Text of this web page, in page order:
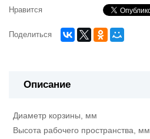
Нравится
Поделиться
Описание
Диаметр корзины, мм
Высота рабочего пространства, мм